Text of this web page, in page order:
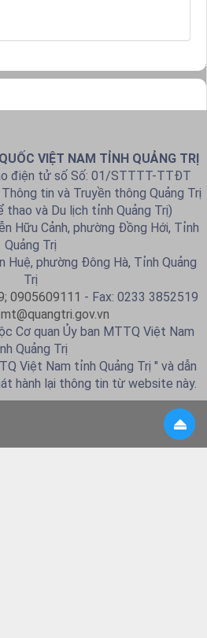
VIỆT NAM TỈNH QUẢNG TRỊ
điện tử số Số: 01/STTTT-TTĐT
tin và Truyền thông Quảng Trị
thao và Du lịch tỉnh Quảng Trị)
Hữu Cảnh, phường Đồng Hới, Tỉnh
Quảng Trị
Huệ, phường Đông Hà, Tỉnh Quảng
Trị
0905609111 - Fax: 0233 3852519
Cơ quan Ủy ban MTTQ Việt Nam
Quảng Trị
Việt Nam tỉnh Quảng Trị " và dẫn
hành lại thông tin từ website này.